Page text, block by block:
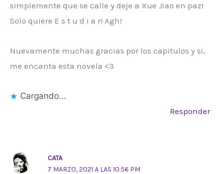
simplemente que se calle y deje a Xue Jiao en paz!
Solo quiere E s t u d i a r! Agh!
Nuevamente muchas gracias por los capitulos y si,
me encanta esta novela <3
Cargando...
Responder
CATA
7 MARZO, 2021 A LAS 10:56 PM